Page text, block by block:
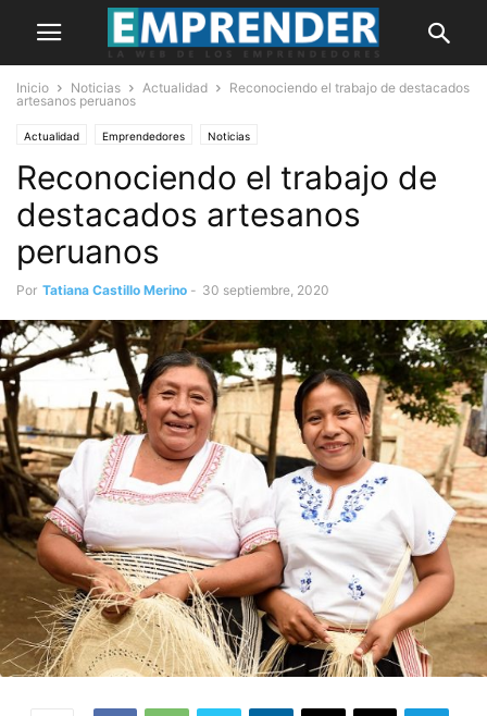
Inicio Noticias Actualidad
Reconociendo el trabajo de destacados
artesanos peruanos
Actualidad Emprendedores Noticias
Reconociendo el trabajo de
destacados artesanos
peruanos
Por Tatiana Castillo Merino - 30 septiembre, 2020